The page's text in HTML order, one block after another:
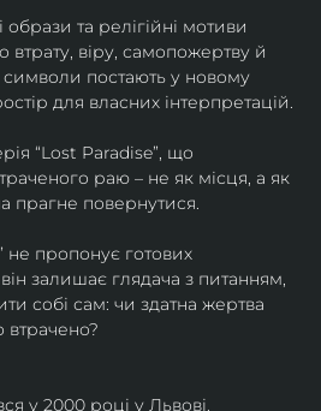
та релігійні мотиви
втрату, віру, самопожертву й
постають у новому
для власних інтерпретацій.
“Lost Paradise”, що
раю – не як місця, а як
прагне повернутися.
не пропонує готових
залишає глядача з питанням,
собі сам: чи здатна жертва
втрачено?
у 2000 році у Львові.